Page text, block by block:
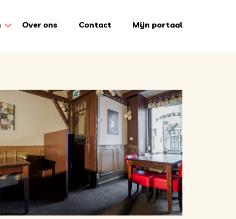
Over ons Contact Mijn portaal